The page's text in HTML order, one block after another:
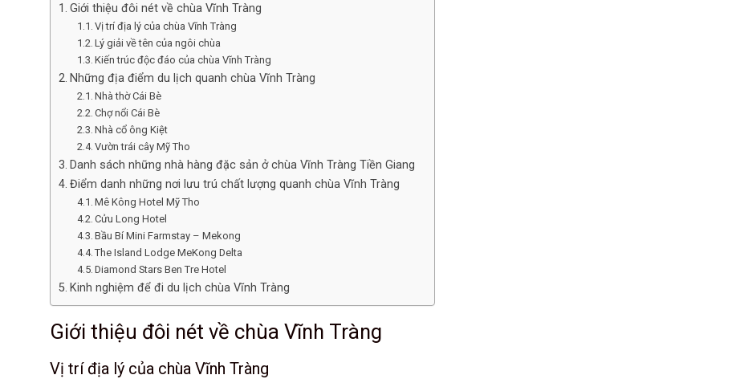
Giới thiệu đôi nét về chùa Vĩnh Tràng
Vị trí địa lý của chùa Vĩnh Tràng
Lý giải về tên của ngôi chùa
Kiến trúc độc đáo của chùa Vĩnh Tràng
Những địa điểm du lịch quanh chùa Vĩnh Tràng
Nhà thờ Cái Bè
Chợ nổi Cái Bè
Nhà cổ ông Kiệt
Vườn trái cây Mỹ Tho
Danh sách những nhà hàng đặc sản ở chùa Vĩnh Tràng Tiền Giang
Điểm danh những nơi lưu trú chất lượng quanh chùa Vĩnh Tràng
Mê Kông Hotel Mỹ Tho
Cửu Long Hotel
Bầu Bí Mini Farmstay – Mekong
The Island Lodge MeKong Delta
Diamond Stars Ben Tre Hotel
Kinh nghiệm để đi du lịch chùa Vĩnh Tràng
Giới thiệu đôi nét về chùa Vĩnh Tràng
Vị trí địa lý của chùa Vĩnh Tràng